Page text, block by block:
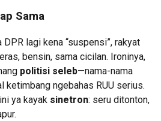
Sama
lagi kena “suspensi”, rakyat
bensin, sama cicilan. Ironinya,
politisi seleb—nama-nama
ketimbang ngebahas RUU serius.
ya kayak sinetron: seru ditonton,